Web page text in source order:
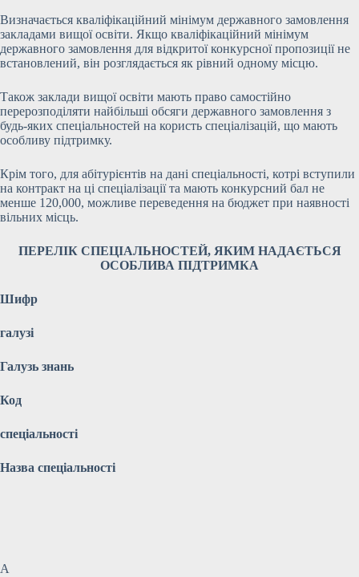
Визначається кваліфікаційний мінімум державного замовлення
закладами вищої освіти. Якщо кваліфікаційний мінімум
державного замовлення для відкритої конкурсної пропозиції не
встановлений, він розглядається як рівний одному місцю.
Також заклади вищої освіти мають право самостійно
перерозподіляти найбільші обсяги державного замовлення з
будь-яких спеціальностей на користь спеціалізацій, що мають
особливу підтримку.
Крім того, для абітурієнтів на дані спеціальності, котрі вступили
на контракт на ці спеціалізації та мають конкурсний бал не
менше 120,000, можливе переведення на бюджет при наявності
вільних місць.
ПЕРЕЛІК СПЕЦІАЛЬНОСТЕЙ, ЯКИМ НАДАЄТЬСЯ
ОСОБЛИВА ПІДТРИМКА
Шифр
галузі
Галузь знань
Код
спеціальності
Назва спеціальності
A